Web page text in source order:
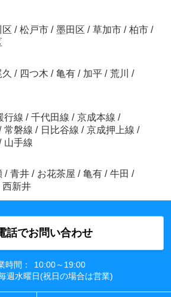
区 / 松戸市 / 墨田区 / 草加市 / 柏市 /
/ 四つ木 / 亀有 / 加平 / 荒川 /
行線 / 千代田線 / 京成本線 /
常磐線 / 日比谷線 / 京成押上線 /
山手線
/ 青井 / お花茶屋 / 亀有 / 牛田 /
西新井
話でお問い合わせ
時間：
10:00～19:00
週水曜日(祝日の場合は営業)